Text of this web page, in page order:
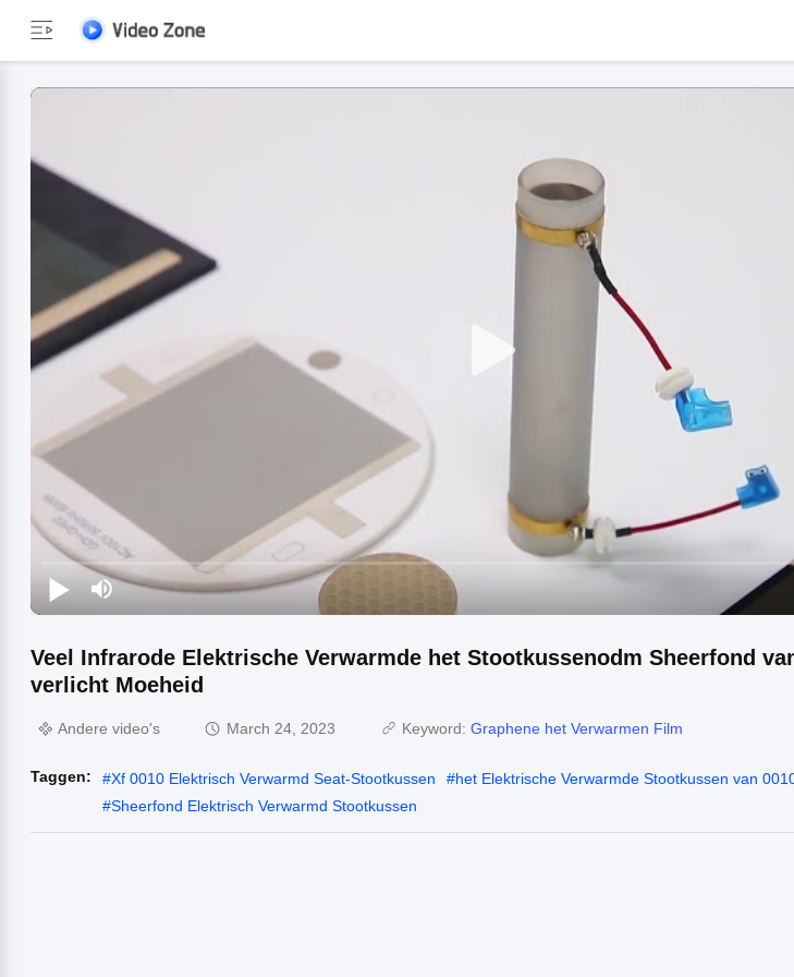
Veel Infrarode Elektrische Verwarmde het Stootkussenodm Sheerfond
verlicht Moeheid
Andere video's March 24, 2023 Keyword: Graphene het Verwarmen Film
Taggen: #Xf 0010 Elektrisch Verwarmd Seat-Stootkussen #het Elektrische Verwarmde Stootkussen van
#Sheerfond Elektrisch Verwarmd Stootkussen